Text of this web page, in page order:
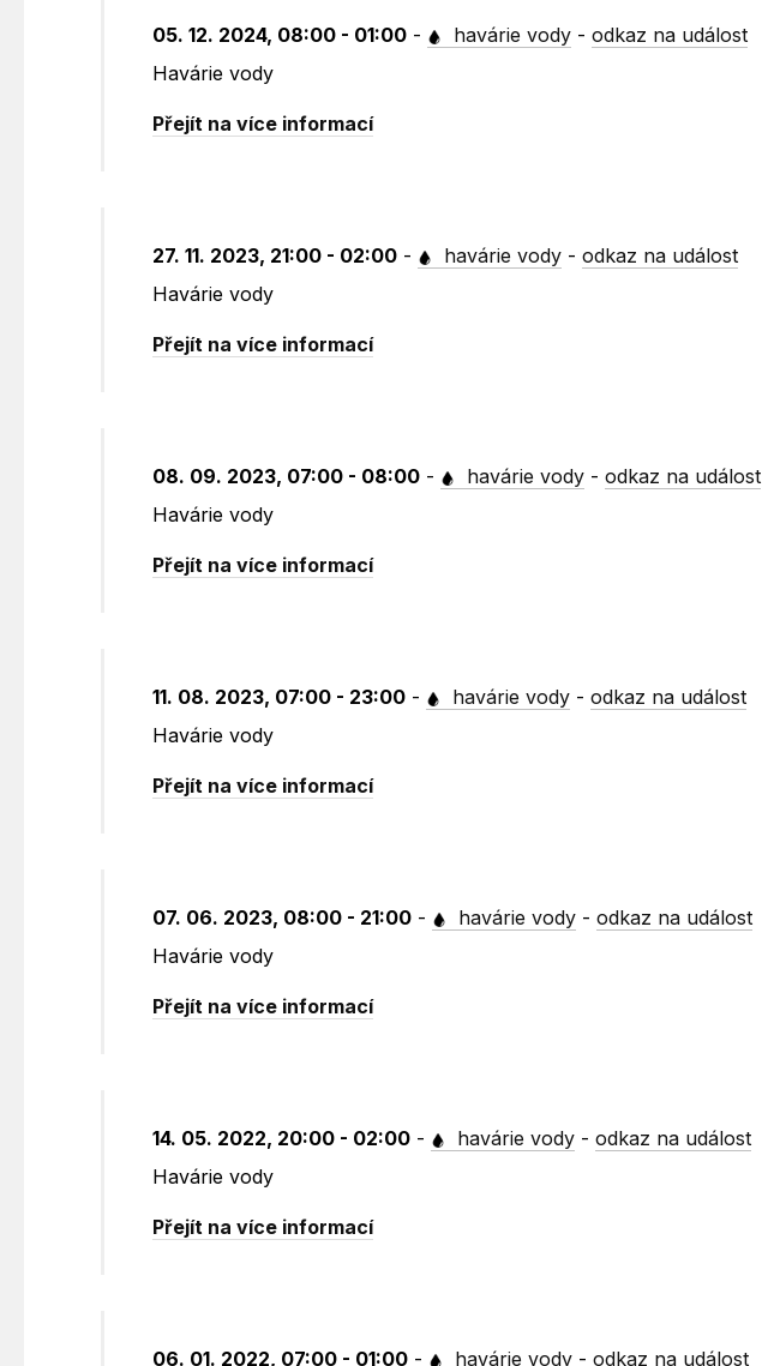
05. 12. 2024, 08:00 - 01:00 - havárie vody -odkaz na událost
Havárie vody
Přejít na více informací
27. 11. 2023, 21:00 - 02:00 - havárie vody -odkaz na událost
Havárie vody
Přejít na více informací
08. 09. 2023, 07:00 - 08:00 - havárie vody -odkaz na událost
Havárie vody
Přejít na více informací
11. 08. 2023, 07:00 - 23:00 - havárie vody -odkaz na událost
Havárie vody
Přejít na více informací
07. 06. 2023, 08:00 - 21:00 - havárie vody -odkaz na událost
Havárie vody
Přejít na více informací
14. 05. 2022, 20:00 - 02:00 - havárie vody -odkaz na událost
Havárie vody
Přejít na více informací
06. 01. 2022, 07:00 - 01:00 - havárie vody -odkaz na událost